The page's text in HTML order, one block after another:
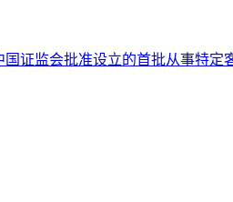
证监会批准设立的首批从事特